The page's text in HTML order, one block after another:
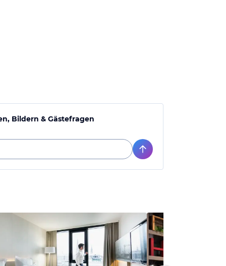
Bildern & Gästefragen